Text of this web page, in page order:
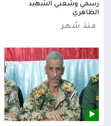
رسمي وشعبي الشهيد
الظاهري
منذ شهر